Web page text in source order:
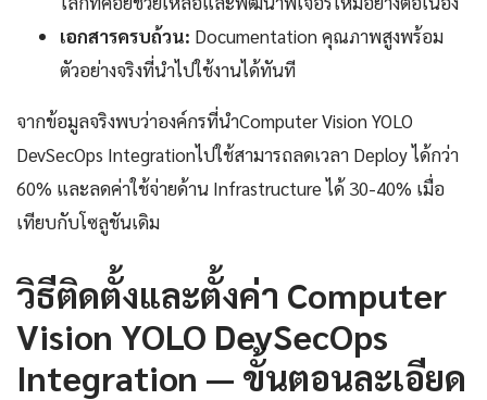
เอกสารครบถ้วน: Documentation คุณภาพสูงพร้อม
ตัวอย่างจริงที่นำไปใช้งานได้ทันที
จากข้อมูลจริงพบว่าองค์กรที่นำComputer Vision YOLO
DevSecOps Integrationไปใช้สามารถลดเวลา Deploy ได้กว่า
60% และลดค่าใช้จ่ายด้าน Infrastructure ได้ 30-40% เมื่อ
เทียบกับโซลูชันเดิม
วิธีติดตั้งและตั้งค่า Computer
Vision YOLO DevSecOps
Integration — ขั้นตอนละเอียด